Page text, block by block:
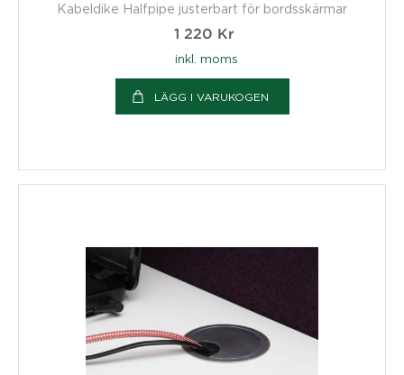
Kabeldike Halfpipe justerbart för bordsskärmar
1 220 Kr
inkl. moms
LÄGG I VARUKOGEN